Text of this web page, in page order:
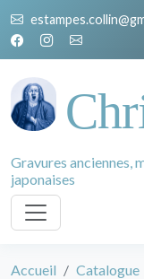
Gravures anciennes,
japonaises
Accueil Catalogue